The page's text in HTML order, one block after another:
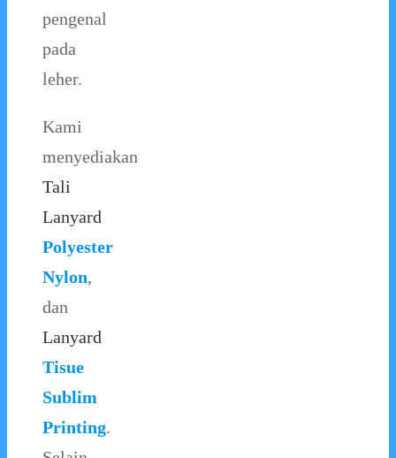
pengenal
pada
leher.
Kami
menyediakan
Tali
Lanyard
Polyester
Nylon,
dan
Lanyard
Tisue
Sublim
Printing.